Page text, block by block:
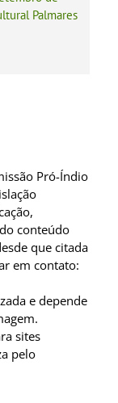
Palmares
Pró-Índio
conteúdo
que citada
em contato:
e depende
sites
pelo